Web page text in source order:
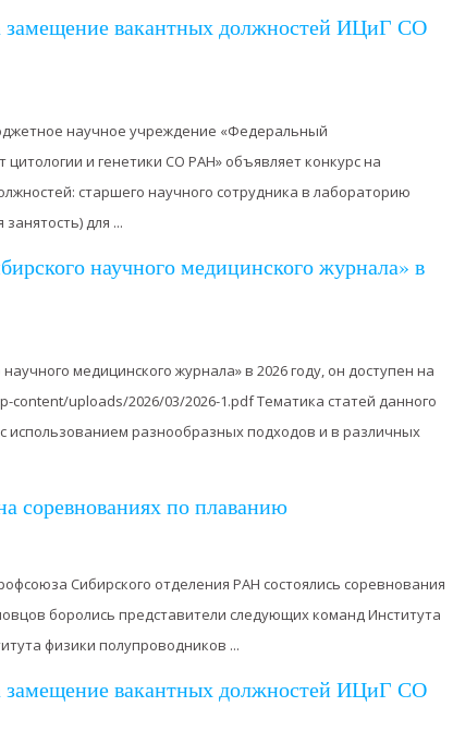
замещение вакантных должностей ИЦиГ СО
научное учреждение «Федеральный
цитологии и генетики СО РАН» объявляет конкурс на
старшего научного сотрудника в лабораторию
для ...
научного медицинского журнала» в
медицинского журнала» в 2026 году, он доступен на
content/uploads/2026/03/2026-1.pdf Тематика статей данного
разнообразных подходов и в различных
соревнованиях по плаванию
Сибирского отделения РАН состоялись соревнования
боролись представители следующих команд Института
физики полупроводников ...
замещение вакантных должностей ИЦиГ СО